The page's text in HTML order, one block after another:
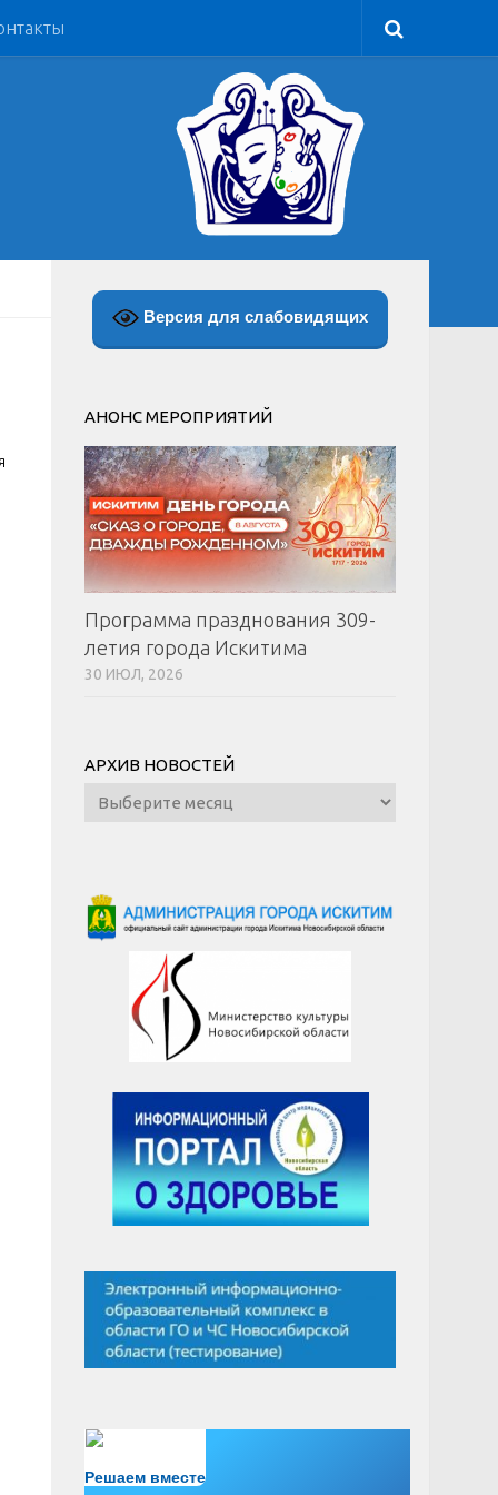
Версия для слабовидящих
АНОНС МЕРОПРИЯТИЙ
Программа празднования 309-
летия города Искитима
30 ИЮЛ, 2026
АРХИВ НОВОСТЕЙ
Архив
новостей
Решаем вместе